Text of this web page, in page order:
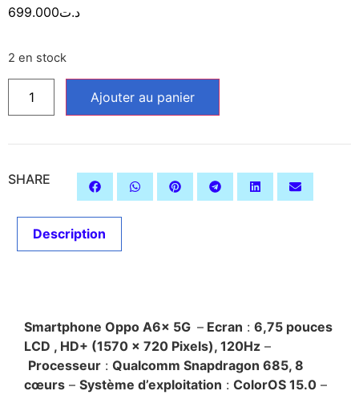
د.ت699.000
2 en stock
Ajouter au panier
SHARE
Description
Smartphone Oppo A6x 5G – Ecran : 6,75 pouces
LCD , HD+ (1570 × 720 Pixels), 120Hz –
Processeur : Qualcomm Snapdragon 685, 8
cœurs – Système d’exploitation : ColorOS 15.0 –